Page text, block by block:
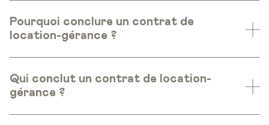
Pourquoi conclure un contrat de
location-gérance ?
Qui conclut un contrat de location-
gérance ?